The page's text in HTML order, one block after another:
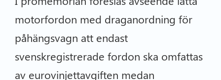
motorfordon med draganordning för
påhängsvagn att endast
svenskregistrerade fordon ska omfattas
av eurovinjettavgiften medan